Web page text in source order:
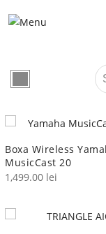
Boxa Wireless
MusicCast 20
1,499.00 lei